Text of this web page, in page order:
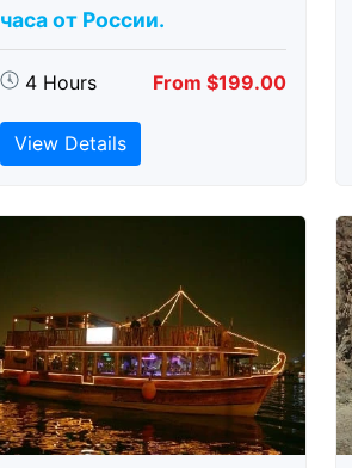
часа от России.
4 Hours From $199.00
View Details